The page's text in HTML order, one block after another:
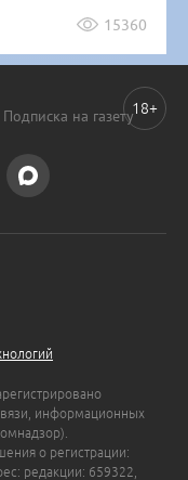
15360
Подписка на газету
информационных
о регистрации:
редакции: 659322,
18+